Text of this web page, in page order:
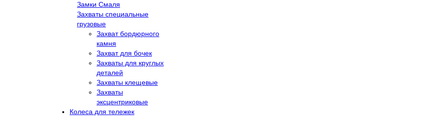
Замки Смаля
Захваты специальные
грузовые
Захват бордюрного
камня
Захват для бочек
Захваты для круглых
деталей
Захваты клещевые
Захваты
эксцентриковые
Колеса для тележек